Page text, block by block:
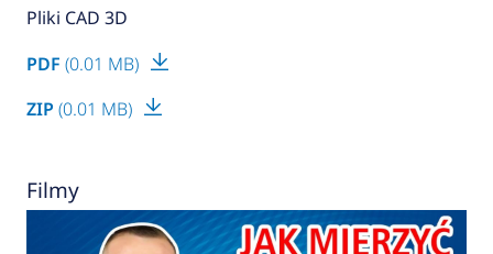
Pliki CAD 3D
PDF (0.01 MB)
ZIP (0.01 MB)
Filmy